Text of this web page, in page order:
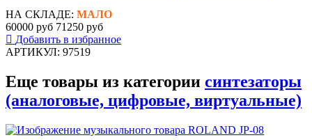
НА СКЛАДЕ: МАЛО
60000 руб 71250 руб
Добавить в избранное
АРТИКУЛ: 97519
Еще товары из категории синтезаторы
(аналоговые, цифровые, виртуальные)